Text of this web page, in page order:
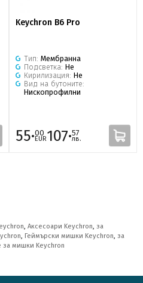
Keychron B6 Pro
Тип: Мембранна
Подсветка: Не
Кирилизация: Не
Вид на бутоните:
Нископрофилни
55·00
EUR107·57
лв.
, Аксесоари Keychron, за
, Геймърски мишки Keychron, за
за мишки Keychron